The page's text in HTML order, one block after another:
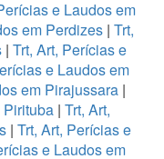
e Laudos em
em Perdizes | Trt,
| Trt, Art, Perícias e
e Laudos em
em Pirajussara |
Pirituba| Trt, Art,
| Trt, Art, Perícias e
e Laudos em